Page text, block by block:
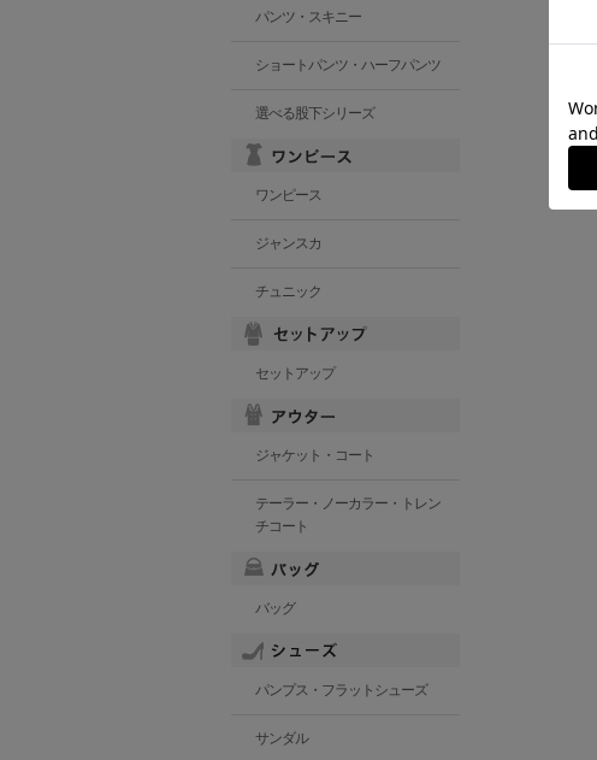
パンツ・スキニー
ショートパンツ・ハーフパンツ
選べる股下シリーズ
ワンピース
ジャンスカ
チュニック
セットアップ
ジャケット・コート
テーラー・ノーカラー・トレン
チコート
バッグ
パンプス・フラットシューズ
サンダル